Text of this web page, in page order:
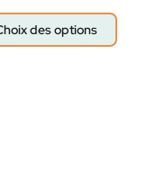
des options